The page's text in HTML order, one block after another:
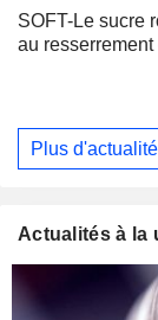
SOFT-Le sucre
au resserrement
Plus
Actualités à la